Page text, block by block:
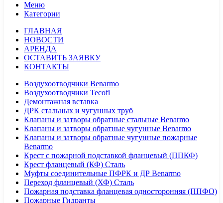
Меню
Категории
ГЛАВНАЯ
НОВОСТИ
АРЕНДА
ОСТАВИТЬ ЗАЯВКУ
КОНТАКТЫ
Воздухоотводчики Benarmo
Воздухоотводчики Tecofi
Демонтажная вставка
ДРК стальных и чугунных труб
Клапаны и затворы обратные стальные Benarmo
Клапаны и затворы обратные чугунные Benarmo
Клапаны и затворы обратные чугунные пожарные
Benarmo
Крест с пожарной подставкой фланцевый (ППКФ)
Крест фланцевый (КФ) Сталь
Муфты соединительные ПФРК и ДР Benarmo
Переход фланцевый (ХФ) Сталь
Пожарная подставка фланцевая односторонняя (ППФО)
Пожарные Гидранты